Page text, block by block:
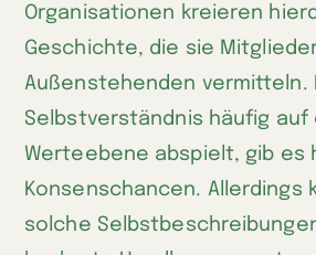
Organisationen kreieren
Geschichte, die sie
Außenstehenden vermitteln.
Selbstverständnis häufig auf
Werteebene abspielt, gib es
Konsenschancen. Allerdings
solche